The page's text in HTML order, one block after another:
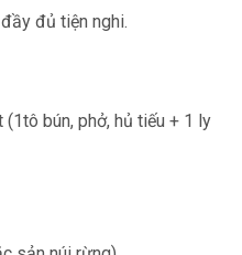
đủ tiện nghi.
bún, phở, hủ tiếu + 1 ly